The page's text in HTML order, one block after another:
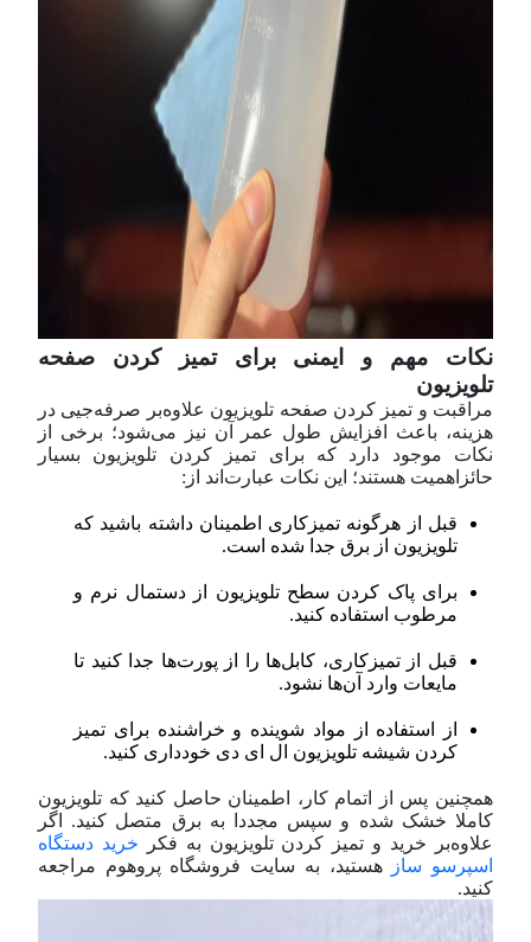
نکات مهم و ایمنی برای تمیز کردن صفحه
تلویزیون
مراقبت و تمیز کردن صفحه تلویزیون علاوه‌بر صرفه‌جیی در
هزینه، باعث افزایش طول عمر آن نیز می‌شود؛ برخی از
نکات موجود دارد که برای تمیز کردن تلویزیون بسیار
حائز‌اهمیت هستند؛ این نکات عبارت‌اند از:
قبل از هر‌گونه تمیز‌کاری اطمینان داشته باشید که
تلویزیون از برق جدا شده است.
برای پاک کردن سطح تلویزیون از دستمال نرم و
مرطوب استفاده کنید.
قبل از تمیز‌کاری، کابل‌ها را از پورت‌ها جدا کنید تا
مایعات وارد آن‌ها نشود.
از استفاده از مواد شوینده و خراشنده برای تمیز
کردن شیشه تلویزیون ال ای دی خودداری کنید.
همچنین پس از اتمام کار، اطمینان حاصل کنید که تلویزیون
کاملا خشک شده و سپس مجددا به برق متصل کنید. اگر
علاوه‌بر خرید و تمیز کردن تلویزیون به فکر خرید دستگاه
اسپرسو ساز
هستید، به سایت فروشگاه پروهوم مراجعه
کنید.